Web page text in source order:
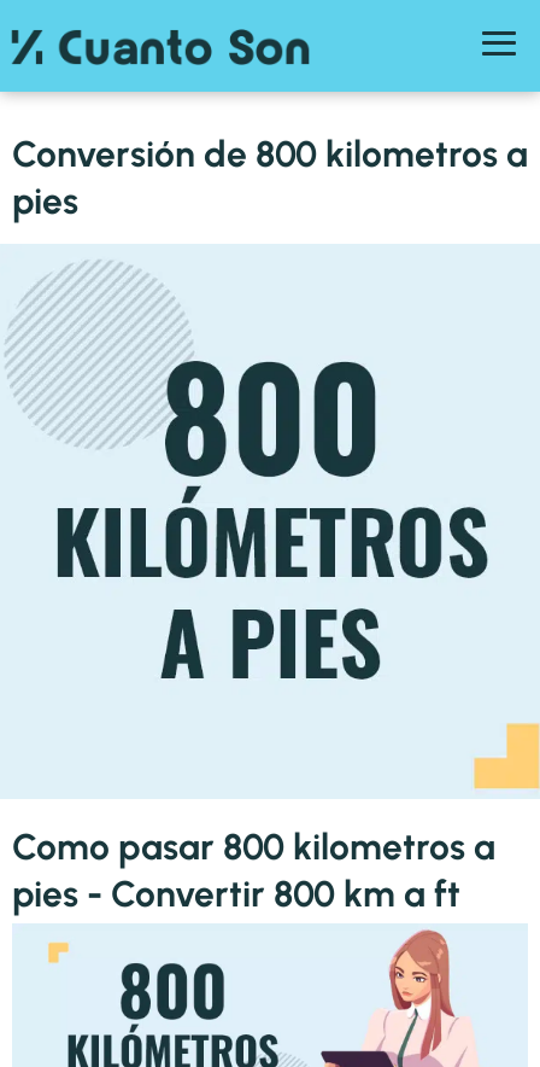
Conversión de 800 kilometros a
pies
Como pasar 800 kilometros a
pies - Convertir 800 km a ft